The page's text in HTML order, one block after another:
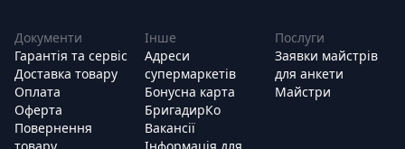
Документи
Гарантія та сервіс
Доставка товару
Оплата
Оферта
Повернення
Інше
Адреси
супермаркетів
Бонусна карта
БригадирКо
Вакансії
Послуги
Заявки майстрів
для анкети
Майстри